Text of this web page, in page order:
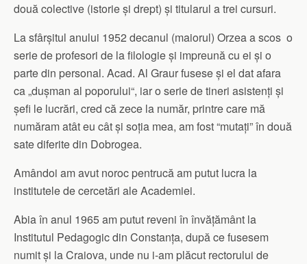
două colective (istorie și drept) și titularul a trei cursuri.
La sfârșitul anului 1952 decanul (maiorul) Orzea a scos o
serie de profesori de la filologie și impreună cu ei și o
parte din personal. Acad. Al Graur fusese și el dat afara
ca „dușman al poporului“, iar o serie de tineri asistenți și
șefi le lucrări, cred că zece la număr, printre care mă
număram atât eu cât și soția mea, am fost “mutați” în două
sate diferite din Dobrogea.
Amândoi am avut noroc pentrucă am putut lucra la
institutele de cercetări ale Academiei.
Abia în anul 1965 am putut reveni în învățământ la
Institutul Pedagogic din Constanța, după ce fusesem
numit și la Craiova, unde nu i-am plăcut rectorului de